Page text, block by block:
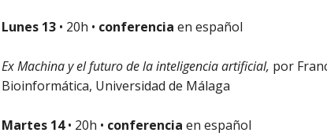
Lunes 13• 20h • conferencia en español
Ex Machina y el futuro de la inteligencia artificial, por
Bioinformática, Universidad de Málaga
Martes 14• 20h • conferencia en español